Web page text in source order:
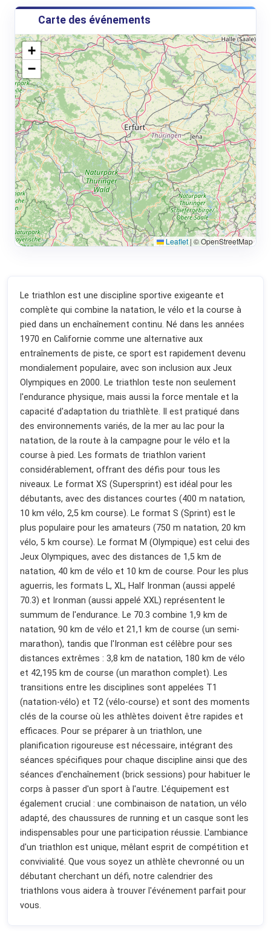
Carte des événements
+
−
Leaflet |© OpenStreetMap
Le triathlon est une discipline sportive exigeante et
complète qui combine la natation, le vélo et la course à
pied dans un enchaînement continu. Né dans les années
1970 en Californie comme une alternative aux
entraînements de piste, ce sport est rapidement devenu
mondialement populaire, avec son inclusion aux Jeux
Olympiques en 2000. Le triathlon teste non seulement
l'endurance physique, mais aussi la force mentale et la
capacité d'adaptation du triathlète. Il est pratiqué dans
des environnements variés, de la mer au lac pour la
natation, de la route à la campagne pour le vélo et la
course à pied. Les formats de triathlon varient
considérablement, offrant des défis pour tous les
niveaux. Le format XS (Supersprint) est idéal pour les
débutants, avec des distances courtes (400 m natation,
10 km vélo, 2,5 km course). Le format S (Sprint) est le
plus populaire pour les amateurs (750 m natation, 20 km
vélo, 5 km course). Le format M (Olympique) est celui des
Jeux Olympiques, avec des distances de 1,5 km de
natation, 40 km de vélo et 10 km de course. Pour les plus
aguerris, les formats L, XL, Half Ironman (aussi appelé
70.3) et Ironman (aussi appelé XXL) représentent le
summum de l'endurance. Le 70.3 combine 1,9 km de
natation, 90 km de vélo et 21,1 km de course (un semi-
marathon), tandis que l'Ironman est célèbre pour ses
distances extrêmes : 3,8 km de natation, 180 km de vélo
et 42,195 km de course (un marathon complet). Les
transitions entre les disciplines sont appelées T1
(natation-vélo) et T2 (vélo-course) et sont des moments
clés de la course où les athlètes doivent être rapides et
efficaces. Pour se préparer à un triathlon, une
planification rigoureuse est nécessaire, intégrant des
séances spécifiques pour chaque discipline ainsi que des
séances d'enchaînement (brick sessions) pour habituer le
corps à passer d'un sport à l'autre. L'équipement est
également crucial : une combinaison de natation, un vélo
adapté, des chaussures de running et un casque sont les
indispensables pour une participation réussie. L'ambiance
d'un triathlon est unique, mêlant esprit de compétition et
convivialité. Que vous soyez un athlète chevronné ou un
débutant cherchant un défi, notre calendrier des
triathlons vous aidera à trouver l'événement parfait pour
vous.